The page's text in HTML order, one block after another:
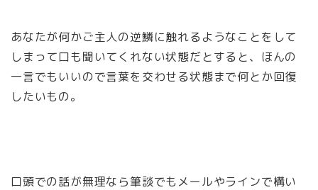
あなたが何かご主人の逆鱗に触れるようなことをして
しまって口も聞いてくれない状態だとすると、ほんの
一言でもいいので言葉を交わせる状態まで何とか回復
したいもの。
口頭での話が無理なら筆談でもメールやラインで構い